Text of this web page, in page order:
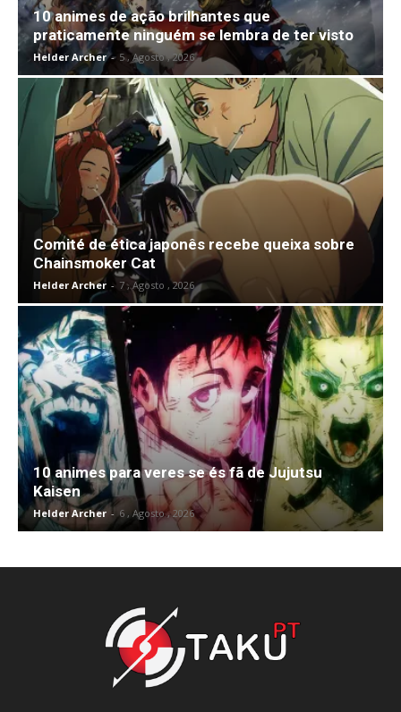
10 animes de ação brilhantes que
praticamente ninguém se lembra de ter visto
Helder Archer - 5 , Agosto , 2026
Comité de ética japonês recebe queixa sobre
Chainsmoker Cat
Helder Archer - 7 , Agosto , 2026
10 animes para veres se és fã de Jujutsu
Kaisen
Helder Archer - 6 , Agosto , 2026